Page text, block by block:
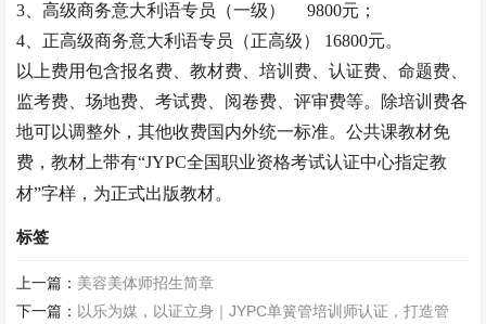
3、高级商务意大利语专员 （一级）
9800元；
4、正高级商务意大利语专员 （正高级）
16800元。
以上费用包含报名费、教材费、培训费、认证费、命题费、
监考费、场地费、考试费、阅卷费、评审费等。除培训费各
地可以调整外，其他收费国内外统一标准。公共课教材免
费，教材上带有“JYPC全国职业资格考试认证中心指定教
材”字样，为正式出版教材。
标签
上一篇： 美容美体师招生简章
下一篇： 以乐为媒，以证立身｜JYPC单簧管培训师认证，打造管